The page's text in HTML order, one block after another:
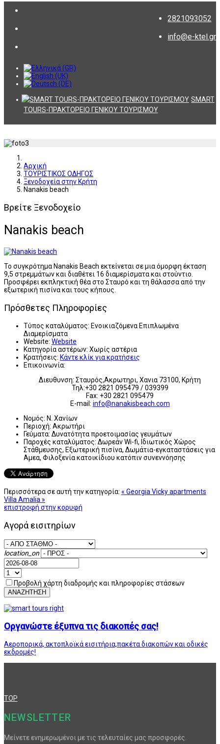
2821093052
info@e-ktel.gr
SMART
TOURS-ΠΡΑΚΤΟΡΕΙΟ ΓΕΝΙΚΟΥ ΤΟΥΡΙΣΜΟΥ
Αρχική
ΤΟΥΡΙΣΤΙΚΟΣ ΟΔΗΓΟΣ
Ξενοδοχεία στην Κρήτη
Nanakis beach
Βρείτε Ξενοδοχείο
Nanakis beach
Το συγκρότημα Nanakis Beach εκτείνεται σε μια όμορφη έκταση
9,5 στρεμμάτων και διαθέτει 16 διαμερίσματα και στούντιο.
Προσφέρει εκπληκτική θέα στο Σταυρό και τη θάλασσα από την
εξωτερική πισίνα και τους κήπους.
Πρόσθετες Πληροφορίες
Τύπος καταλύματος: Ενοικιαζόμενα Επιπλωμένα
Διαμερίσματα
Website: Website
Κατηγορία αστέρων: Χωρίς αστέρια
Κρατήσεις: Κάντε κλίκ για κρατήσεις
Επικοινωνία:
Διευθυνση: Σταυρός,Ακρωτηρι, Χανια 73100, Κρήτη
Τηλ:+30 2821 095479 / 039399
Fax: +30 2821 095479
E-mail: info@nanakisbeach.com
Νομός: Ν. Χανίων
Περιοχή: Ακρωτήρι
Γεύματα: Δυνατότητα προετοιμασίας γευμάτων
Παροχές καταλύματος: Δωρεάν Wi-fi, Ιδιωτικός Χώρος
Στάθμευσης, Εξωτερική πισίνα, Δωμάτια-εγκαταστάσεις για
Αμεα, Φιλοξενία κατοικίδιου κατόπιν συνεννόησης
Περισσότερα σε αυτή την κατηγορία: « Georgia Vicky apartments
Villa Amalia »
επιστροφή στην κορυφή
Αγορά εισιτηρίων
location_on
Προβολή χάρτη διαδρομής και πληροφορίες στάσεων
ΑΝΑΖΗΤΗΣΗ
Οργανώστε έξυπνα τις διακοπές σας!
Αεροπορικά, ακτοπλοϊκά εισιτήρια,πακέτα διακοπών και οδικές
εκδρομές!
TOP
NEWSLETTER
Μείνετε ενημερωμένοι με τις τελευταίες μας προσφορές.